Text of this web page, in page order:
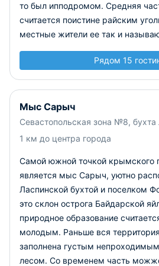
то был ипподромом. Средняя
считается поистине райским
местные жители ее так и
Рядом 15
Мыс Сарыч
Севастопольская зона №8, бухта
1 км до центра города
Самой южной точкой крымского
является мыс Сарыч, уютно
Ласпинской бухтой и поселком
это склон острога Байдарской
природное образование
молодым. Раньше вся
заполнена густым
лесом. Со временем часть